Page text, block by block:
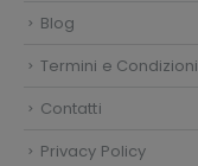
Blog
Termini e Condizioni
Contatti
Privacy Policy